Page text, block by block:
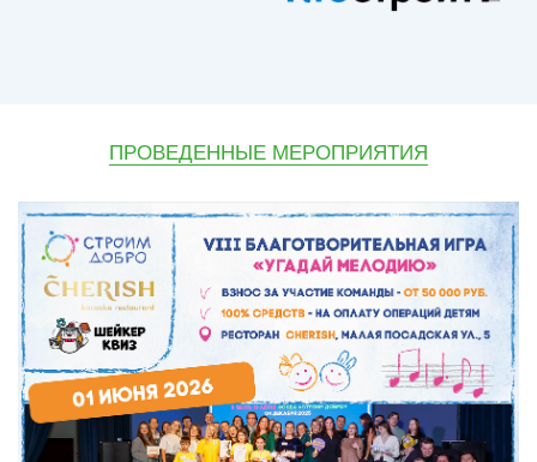
ПРОВЕДЕННЫЕ МЕРОПРИЯТИЯ